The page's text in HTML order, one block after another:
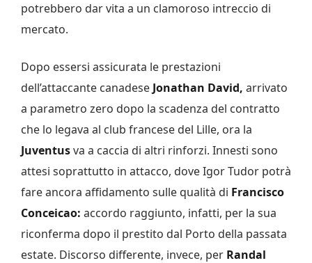
potrebbero dar vita a un clamoroso intreccio di
mercato.
Dopo essersi assicurata le prestazioni
dell’attaccante canadese Jonathan David, arrivato
a parametro zero dopo la scadenza del contratto
che lo legava al club francese del Lille, ora la
Juventusva a caccia di altri rinforzi. Innesti sono
attesi soprattutto in attacco, dove Igor Tudor potrà
fare ancora affidamento sulle qualità di Francisco
Conceicao: accordo raggiunto, infatti, per la sua
riconferma dopo il prestito dal Porto della passata
estate. Discorso differente, invece, per Randal